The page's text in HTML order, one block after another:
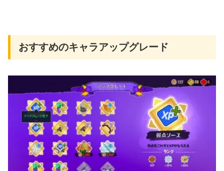
おすすめのキャラアップグレード